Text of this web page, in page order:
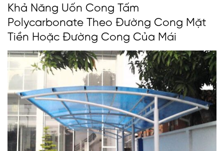
Khả Năng Uốn Cong Tấm
Polycarbonate Theo Đường Cong Mặt
Tiền Hoặc Đường Cong Của Mái